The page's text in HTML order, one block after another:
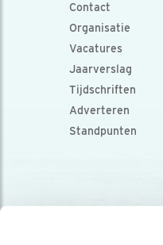
Contact
Organisatie
Vacatures
Jaarverslag
Tijdschriften
Adverteren
Standpunten